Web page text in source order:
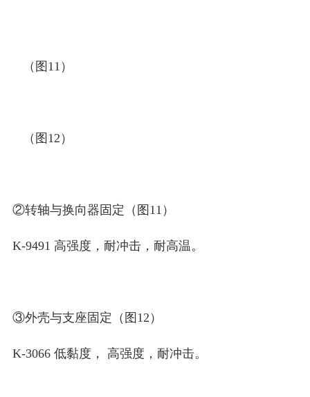
（图11）
（图12）
②转轴与换向器固定（图11）
K-9491 高强度，耐冲击，耐高温。
③外壳与支座固定（图12）
K-3066 低黏度， 高强度，耐冲击。